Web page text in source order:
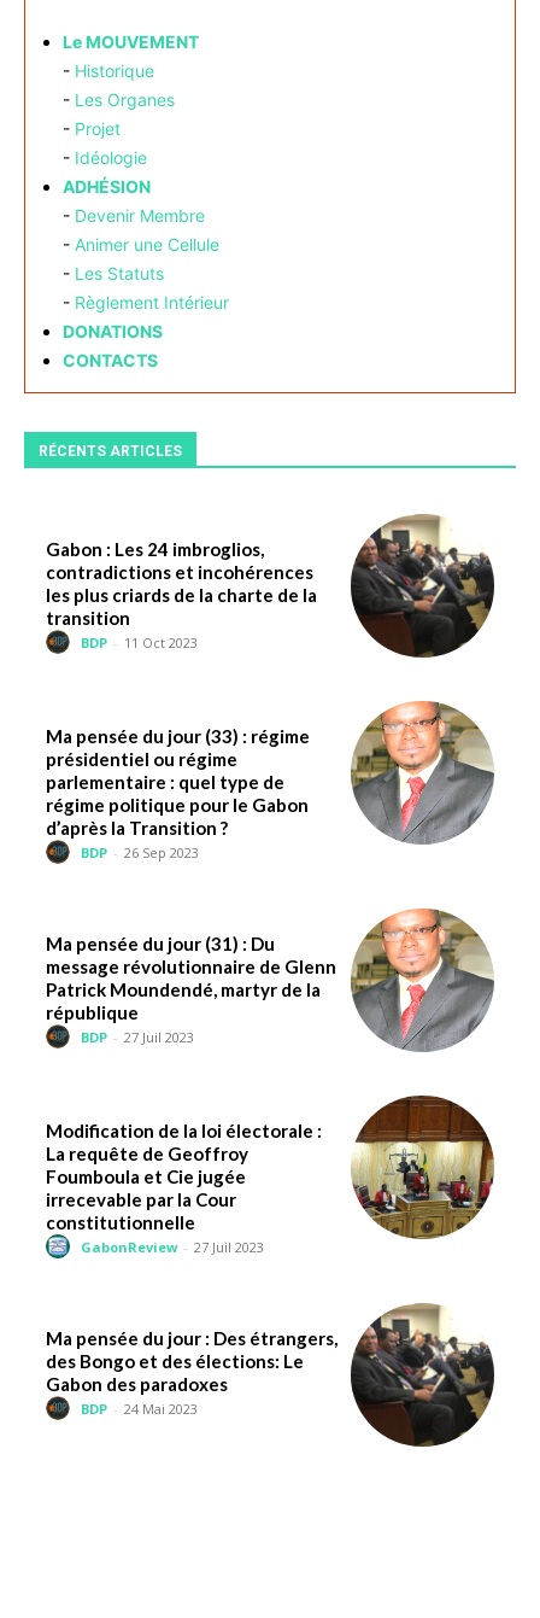
Le MOUVEMENT
- Historique
- Les Organes
- Projet
- Idéologie
ADHÉSION
- Devenir Membre
- Animer une Cellule
- Les Statuts
- Règlement Intérieur
DONATIONS
CONTACTS
RÉCENTS ARTICLES
Gabon : Les 24 imbroglios,
contradictions et incohérences
les plus criards de la charte de la
transition
BDP - 11 Oct 2023
Ma pensée du jour (33) : régime
présidentiel ou régime
parlementaire : quel type de
régime politique pour le Gabon
d’après la Transition ?
BDP - 26 Sep 2023
Ma pensée du jour (31) : Du
message révolutionnaire de Glenn
Patrick Moundendé, martyr de la
république
BDP - 27 Juil 2023
Modification de la loi électorale :
La requête de Geoffroy
Foumboula et Cie jugée
irrecevable par la Cour
constitutionnelle
GabonReview - 27 Juil 2023
Ma pensée du jour : Des étrangers,
des Bongo et des élections: Le
Gabon des paradoxes
BDP - 24 Mai 2023